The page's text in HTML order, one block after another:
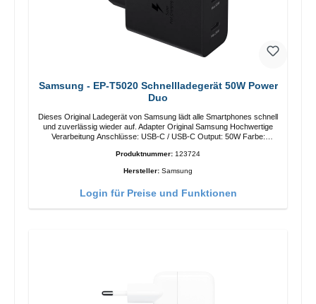
Samsung - EP-T5020 Schnellladegerät 50W Power
Duo
Dieses Original Ladegerät von Samsung lädt alle Smartphones schnell
und zuverlässig wieder auf. Adapter Original Samsung Hochwertige
Verarbeitung Anschlüsse: USB-C / USB-C Output: 50W Farbe:
Schwarz/li>
Produktnummer: 123724
Hersteller: Samsung
Login für Preise und Funktionen